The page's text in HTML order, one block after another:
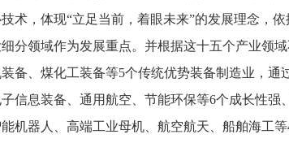
术， 体现“立足当前， 着眼未来”的发展理念， 依
分领域作为发展重点。 并根据这十五个产业领
备、 煤化工装备等5个传统优势装备制造业， 通
信息装备、 通用航空、 节能环保等6个成长性强、
机器人、 高端工业母机、 航空航天、 船舶海工等